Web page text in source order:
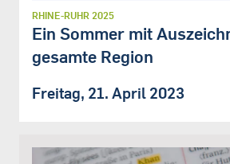
RHINE-RUHR 2025
Ein Sommer mit
gesamte Region
Freitag, 21. April 2023